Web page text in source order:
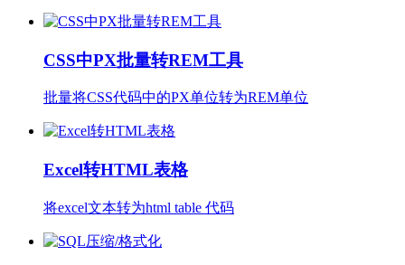
CSS中PX批量转REM工具
批量将CSS代码中的PX单位转为REM单位
Excel转HTML表格
将excel文本转为html table 代码